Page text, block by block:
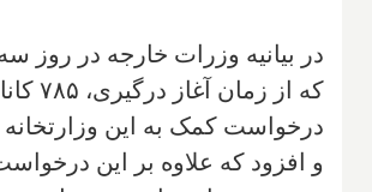
در بیانیه وزرات خارجه در روز
که از زمان
درخواست کمک به این وزارتخانه
و افزود که علاوه بر این